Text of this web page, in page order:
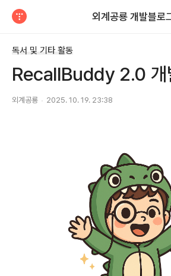
외계공룡 개발블로
독서 및 기타 활동
RecallBuddy 2.0 개
외계공룡 2025. 10. 19. 23:38